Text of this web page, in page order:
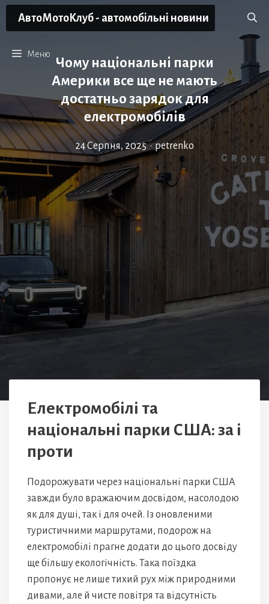
Перейти
АвтоМотоКлуб - автомобільні новини
Меню
Чому національні парки
Америки все ще не мають
достатньо зарядок для
електромобілів
24 Серпня, 2025 • petrenko
Електромобілі та
національні парки США: за і
проти
Подорожувати через національні парки США
завжди було вражаючим досвідом, насолодою
як для душі, так і для очей. Із оновленими
туристичними маршрутами, подорож на
електромобілі прагне додати до цього досвіду
ще більшу екологічність. Така поїздка
пропонує не лише тихий рух між природними
дивами, але й чисте повітря та відсутність